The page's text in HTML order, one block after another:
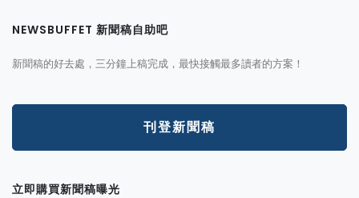
NEWSBUFFET 新聞稿自助吧
新聞稿的好去處，三分鐘上稿完成，最快接觸最多讀者的方案！
刊登新聞稿
立即購買新聞稿曝光